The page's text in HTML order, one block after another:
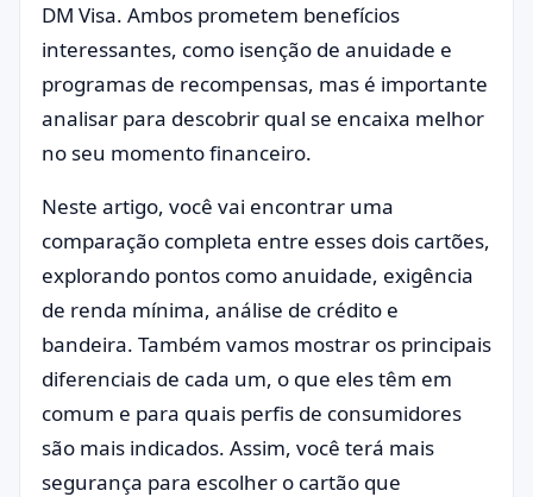
DM Visa. Ambos prometem benefícios
interessantes, como isenção de anuidade e
programas de recompensas, mas é importante
analisar para descobrir qual se encaixa melhor
no seu momento financeiro.
Neste artigo, você vai encontrar uma
comparação completa entre esses dois cartões,
explorando pontos como anuidade, exigência
de renda mínima, análise de crédito e
bandeira. Também vamos mostrar os principais
diferenciais de cada um, o que eles têm em
comum e para quais perfis de consumidores
são mais indicados. Assim, você terá mais
segurança para escolher o cartão que